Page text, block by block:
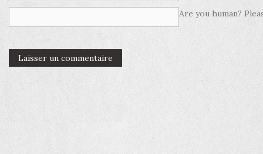
Are you human?